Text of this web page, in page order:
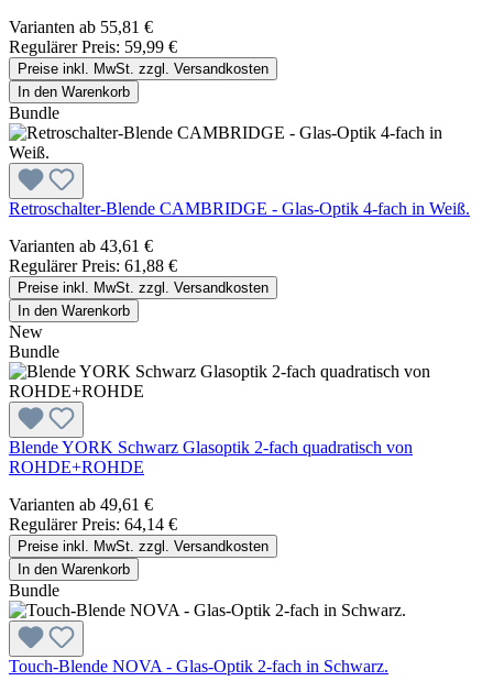
Varianten ab 55,81 €
Regulärer Preis: 59,99 €
Preise inkl. MwSt. zzgl. Versandkosten
In den Warenkorb
Bundle
Retroschalter-Blende CAMBRIDGE - Glas-Optik 4-fach in Weiß.
Varianten ab 43,61 €
Regulärer Preis: 61,88 €
Preise inkl. MwSt. zzgl. Versandkosten
In den Warenkorb
New
Bundle
Blende YORK Schwarz Glasoptik 2-fach quadratisch von
ROHDE+ROHDE
Varianten ab 49,61 €
Regulärer Preis: 64,14 €
Preise inkl. MwSt. zzgl. Versandkosten
In den Warenkorb
Bundle
Touch-Blende NOVA - Glas-Optik 2-fach in Schwarz.